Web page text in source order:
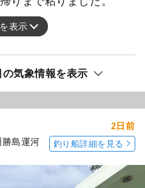
表示
気象情報を表示
島運河
2日前
釣り船詳細を見る